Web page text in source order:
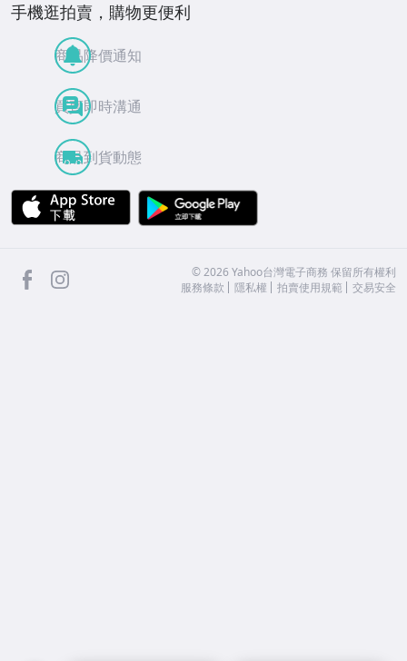
手機逛拍賣，購物更便利
商品降價通知
買賣即時溝通
商品到貨動態
APP Store
facebook ©2026 Yahoo台灣電子商務 保留所有權利
服務條款
隱私權 拍賣使用規範 交易安全